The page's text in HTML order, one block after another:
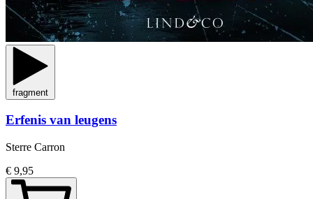
fragment
Erfenis van leugens
Sterre Carron
€ 9,95